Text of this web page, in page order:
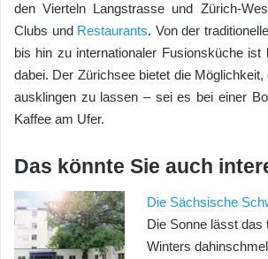
den Vierteln Langstrasse und Zürich-
Clubs und Restaurants. Von der
bis hin zu internationaler Fusionsküche ist
dabei. Der Zürichsee bietet die
ausklingen zu lassen – sei es bei einer
Kaffee am Ufer.
Das könnte Sie auch
Die Sächsische
Die Sonne lässt das
Winters